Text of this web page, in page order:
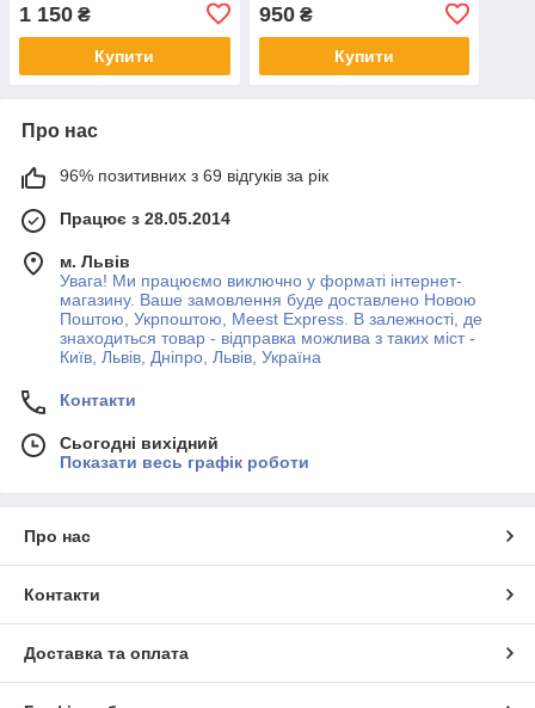
1 150 ₴
Купити
950₴
Купити
Про нас
96% позитивних з 69 відгуків за рік
Працює з 28.05.2014
м. Львів
Увага! Ми працюємо виключно у форматі інтернет-
магазину. Ваше замовлення буде доставлено Новою
Поштою, Укрпоштою, Meest Express. В залежності, де
знаходиться товар - відправка можлива з таких міст -
Київ, Львів, Дніпро, Львів, Україна
Контакти
Сьогодні вихідний
Показати весь графік роботи
Про нас
Контакти
Доставка та оплата